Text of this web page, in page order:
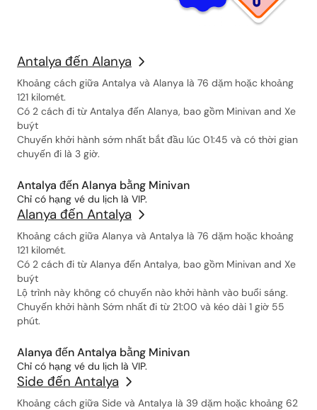
Antalya đến Alanya
Khoảng cách giữa Antalya và Alanya là 76 dặm hoặc khoảng
121 kilomét.
Có 2 cách đi từ Antalya đến Alanya, bao gồm Minivan and Xe
buýt
Chuyến khởi hành sớm nhất bắt đầu lúc 01:45 và có thời gian
chuyến đi là 3 giờ.
Antalya đến Alanya bằng Minivan
Chỉ có hạng vé du lịch là VIP.
Alanya đến Antalya
Khoảng cách giữa Alanya và Antalya là 76 dặm hoặc khoảng
121 kilomét.
Có 2 cách đi từ Alanya đến Antalya, bao gồm Minivan and Xe
buýt
Lộ trình này không có chuyến nào khởi hành vào buổi sáng.
Chuyến khởi hành Sớm nhất đi từ 21:00 và kéo dài 1 giờ 55
phút.
Alanya đến Antalya bằng Minivan
Chỉ có hạng vé du lịch là VIP.
Side đến Antalya
Khoảng cách giữa Side và Antalya là 39 dặm hoặc khoảng 62